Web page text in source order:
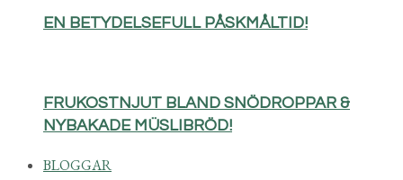
EN BETYDELSEFULL PÅSKMÅLTID!
FRUKOSTNJUT BLAND SNÖDROPPAR &
NYBAKADE MÜSLIBRÖD!
BLOGGAR